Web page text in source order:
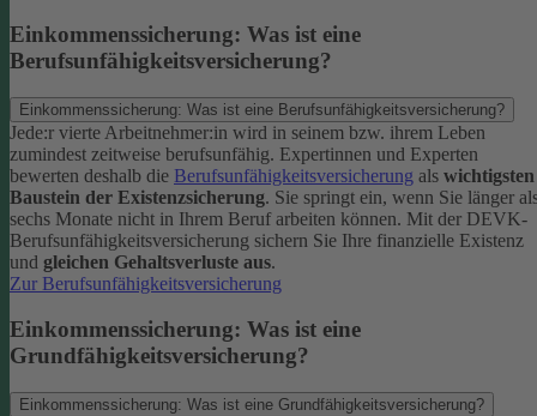
Einkommenssicherung: Was ist eine
Berufsunfähigkeitsversicherung?
Einkommenssicherung: Was ist eine Berufsunfähigkeitsversicherung?
Jede:r vierte Arbeitnehmer:in wird in seinem bzw. ihrem Leben
zumindest zeitweise berufsunfähig. Expertinnen und Experten
bewerten deshalb die Berufsunfähigkeitsversicherung als wichtigsten
Baustein der Existenzsicherung. Sie springt ein, wenn Sie länger
sechs Monate nicht in Ihrem Beruf arbeiten können. Mit der DEVK-
Berufsunfähigkeitsversicherung sichern Sie Ihre finanzielle Existenz
und gleichen Gehaltsverluste aus.
Zur Berufsunfähigkeitsversicherung
Einkommenssicherung: Was ist eine
Grundfähigkeitsversicherung?
Einkommenssicherung: Was ist eine Grundfähigkeitsversicherung?